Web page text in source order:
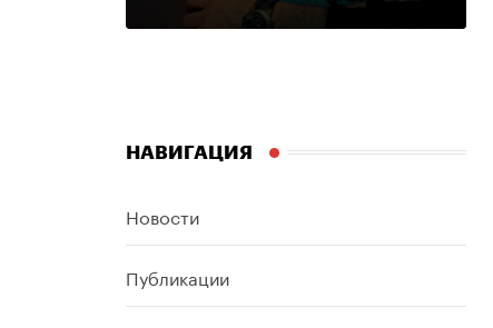
НАВИГАЦИЯ
Новости
Публикации